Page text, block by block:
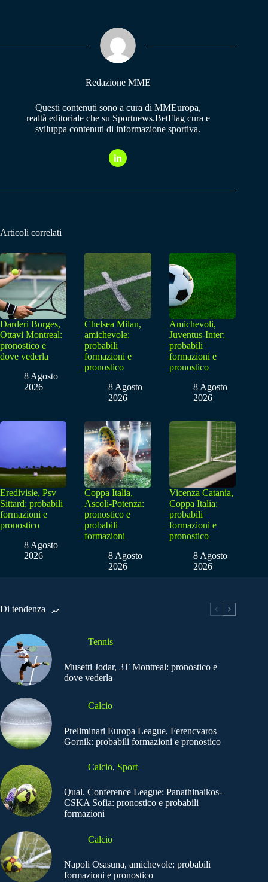
pp m
Redazione MME
Questi contenuti sono a cura di MMEuropa,
realtà editoriale che su Sportnews.BetFlag cura e
sviluppa contenuti di informazione sportiva.
Articoli correlati
Darderi Borges,
Ottavi Montreal:
pronostico e
dove vederla
8 Agosto
2026
Chelsea Milan,
amichevole:
probabili
formazioni e
pronostico
8 Agosto
2026
Amichevoli,
Juventus-Inter:
probabili
formazioni e
pronostico
8 Agosto
2026
Eredivisie, Psv
Sittard: probabili
formazioni e
pronostico
8 Agosto
2026
Coppa Italia,
Ascoli-Potenza:
pronostico e
probabili
formazioni
8 Agosto
2026
Vicenza Catania,
Coppa Italia:
probabili
formazioni e
pronostico
8 Agosto
2026
Di tendenza
Tennis
Musetti Jodar, 3T Montreal: pronostico e
dove vederla
Calcio
Preliminari Europa League, Ferencvaros
Gornik: probabili formazioni e pronostico
Calcio, Sport
Qual. Conference League: Panathinaikos-
CSKA Sofia: pronostico e probabili
formazioni
Calcio
Napoli Osasuna, amichevole: probabili
formazioni e pronostico